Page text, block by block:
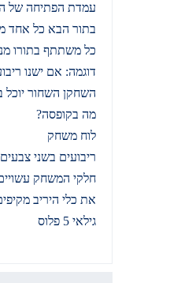
עמדת הפתיחה של המשחק היא 4 ריבועים במרכז
בתור הבא כל אחד
כל משתתף בתורו
דוגמה: אם ישנו
השחקן השחור יוכל בתורו
מה בקופסה?
לוח משחק
ריבועים בשני צבעים
חלקי המשחק עשויים
את כלי היריב
גילאי 5 פלוס